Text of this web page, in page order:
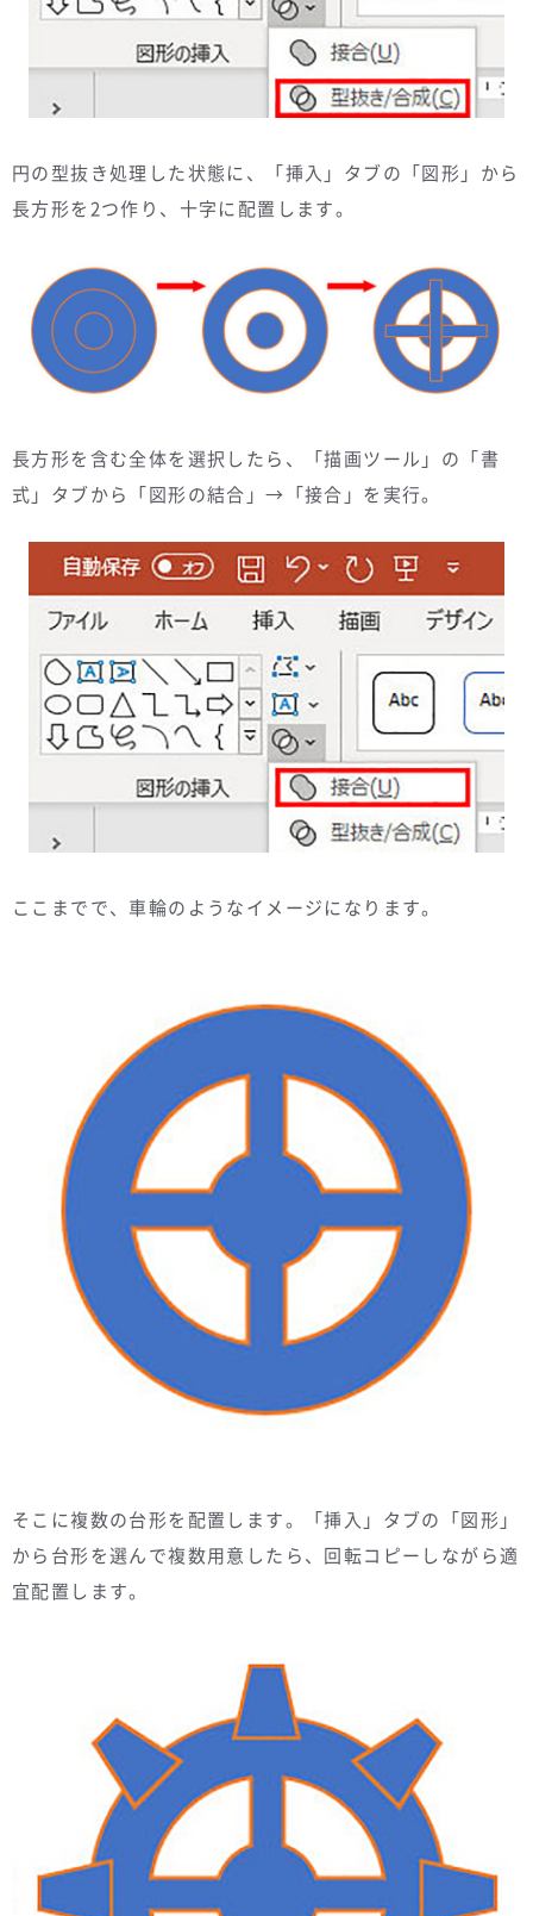
円の型抜き処理した状態に、「挿入」タブの「図形」から
長方形を2つ作り、十字に配置します。
長方形を含む全体を選択したら、「描画ツール」の「書
式」タブから「図形の結合」→「接合」を実行。
ここまでで、車輪のようなイメージになります。
そこに複数の台形を配置します。「挿入」タブの「図形」
から台形を選んで複数用意したら、回転コピーしながら適
宜配置します。